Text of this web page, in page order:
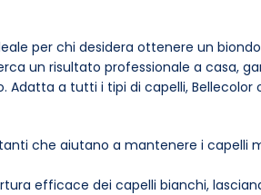
per chi desidera ottenere un
un risultato professionale a casa,
Adatta a tutti i tipi di capelli,
che aiutano a mantenere i capelli
efficace dei capelli bianchi,